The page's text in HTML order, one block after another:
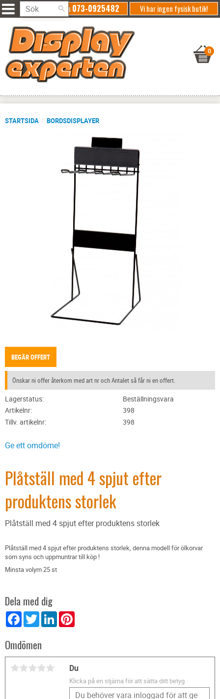
Vi har ingen fysisk butik!
Ring oss073-0925482
STARTSIDA BORDSDISPLAYER
BEGÄR OFFERT
Önskar ni offer återkom med art nr och Antalet så får ni en offert.
Lagerstatus
Beställningsvara
Artikelnr
398
Tillv. artikelnr
398
Ge ett omdöme!
Plåtställ med 4 spjut efter
produktens storlek
Plåtställ med 4 spjut efter produktens storlek
Plåtställ med 4 spjut efter produktens storlek, denna modell för ölkorvar
som syns och uppmuntrar till köp !
Minsta volym 25 st
Dela med dig
FacebookTwitter LinkedIn
Omdömen
Du
Klicka på en stjärna för att sätta ditt betyg